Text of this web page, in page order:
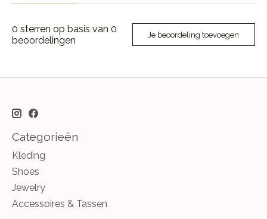
0 sterren op basis van 0
beoordelingen
Je beoordeling toevoegen
Categorieën
Kleding
Shoes
Jewelry
Accessoires & Tassen